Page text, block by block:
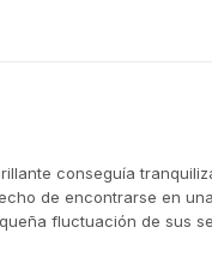
conseguía
de encontrarse en
fluctuación de sus